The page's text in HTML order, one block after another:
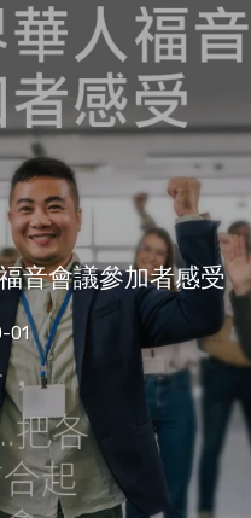
音會議參加者感受
01